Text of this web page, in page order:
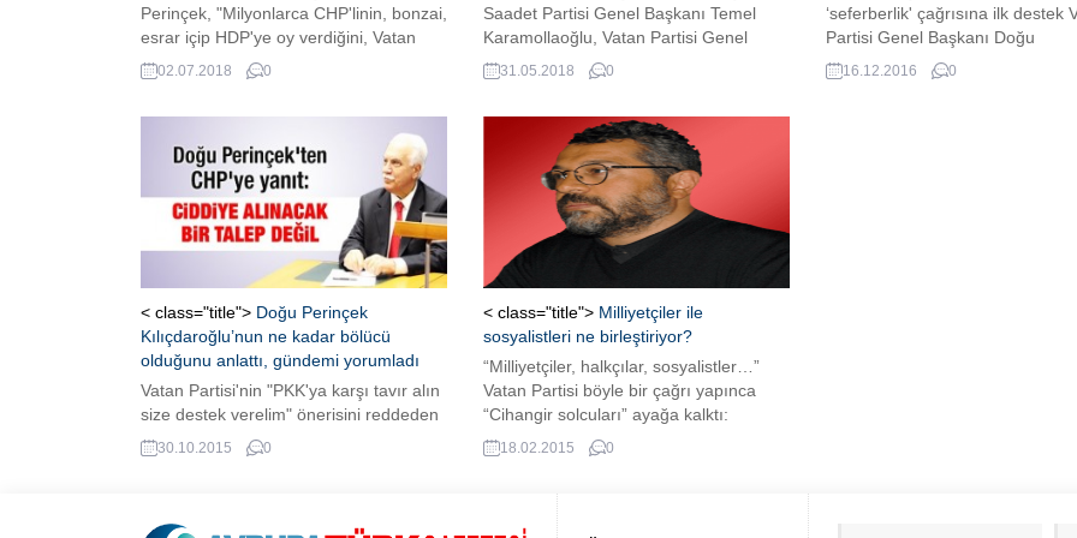
Perinçek, "Milyonlarca CHP'linin, bonzai,
esrar içip HDP'ye oy verdiğini, Vatan
Partisi tabanının da duman altı
kaldığını" söyledi.
02.07.2018 0
Saadet Partisi Genel Başkanı Temel
Karamollaoğlu, Vatan Partisi Genel
Başkanı Doğu Perinçek ve Adalet Partisi
Genel Başkanı Vecdet Öz, 24
seçimlerine 100 bin imza ile katılmak
için başvuru yaptı. 4 Mayıs’tan bu yana
toplanan imza sayısı 434 bin 602. Meral
Akşener...
31.05.2018 0
‘seferberlik' çağrısına ilk destek
Partisi Genel Başkanı Doğu
Perinçek'ten geldi.
16.12.2016 0
< class="title"> Doğu Perinçek
Kılıçdaroğlu’nun ne kadar bölücü
olduğunu anlattı, gündemi yorumladı
Vatan Partisi'nin "PKK'ya karşı tavır alın
size destek verelim" önerisini reddeden
ancak seçimlere az günler kala Vatan
Partisi'nden destek isteyen CHP'ye bir
30.10.2015 0
< class="title"> Milliyetçiler ile
sosyalistleri ne birleştiriyor?
“Milliyetçiler, halkçılar, sosyalistler…”
Vatan Partisi böyle bir çağrı yapınca
“Cihangir solcuları” ayağa kalktı:
“Faşistler..!” Soğuk Savaş’ın zehirlediği
kafalardan başka türlüsü düşünülemez.
“Ulusalcıyım” diyene faşist diyor. Bu
18.02.2015 0